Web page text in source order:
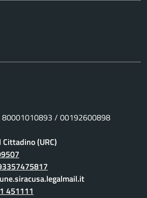
80001010893 / 00192600898
(URC)
451111